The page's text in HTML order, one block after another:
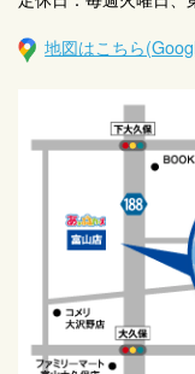
地図はこちら